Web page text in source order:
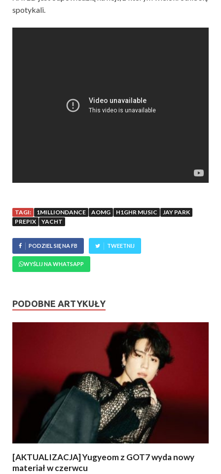
spotykali.
TAGI: 1MILLIONDANCE AOMG H1GHR MUSIC
JAY PARK
PREPIX
YACHT
PODZIEL SIĘ NA FB TWEETNIJ
WYŚLIJ NA WHATSAPP
PODOBNE ARTYKUŁY
[AKTUALIZACJA] Yugyeom z GOT7 wyda nowy
materiał w czerwcu